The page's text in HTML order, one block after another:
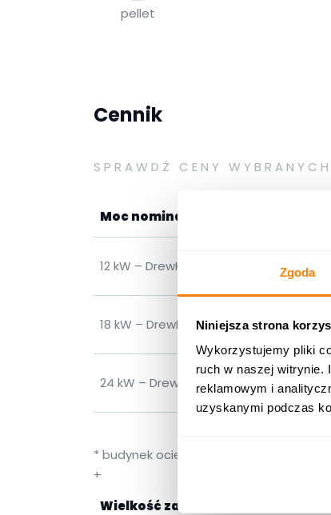
Zgoda
Niniejsza strona
Wykorzystujemy pliki
ruch w naszej witrynie.
reklamowym i
uzyskanymi podczas
pellet
Cennik
SPRAWDŹ CENY
Moc nominalna
12 kW – DrewKo Plus
18 kW – DrewKo Plus
24 kW – DrewKo Plus
* budynek ocieplony
+
Wielkość zasobnika